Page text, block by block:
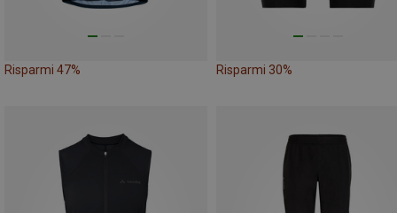
Risparmi 47% Risparmi 30%